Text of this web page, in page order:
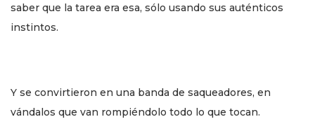
saber que la tarea era esa, sólo usando sus auténticos
instintos.
Y se convirtieron en una banda de saqueadores, en
vándalos que van rompiéndolo todo lo que tocan.